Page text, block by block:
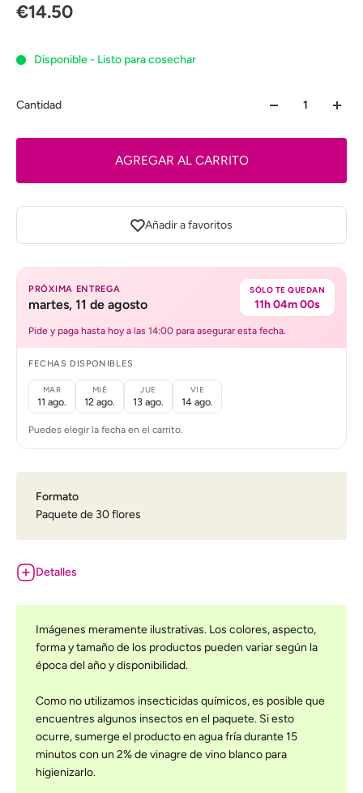
€14.50
Disponible - Listo para cosechar
Cantidad
AGREGAR AL CARRITO
Añadir a favoritos
PRÓXIMA ENTREGA
martes, 11 de agosto
SÓLO TE QUEDAN
11h 04m 00s
Pide y paga hasta hoy a las 14:00 para asegurar esta fecha.
FECHAS DISPONIBLES
MAR
11 ago.
MIÉ
12 ago.
JUE
13 ago.
VIE
14 ago.
Puedes elegir la fecha en el carrito.
Formato
Paquete de 30 flores
Detalles
Imágenes meramente ilustrativas. Los colores, aspecto,
forma y tamaño de los productos pueden variar según la
época del año y disponibilidad.
Como no utilizamos insecticidas químicos, es posible que
encuentres algunos insectos en el paquete. Si esto
ocurre, sumerge el producto en agua fría durante 15
minutos con un 2% de vinagre de vino blanco para
higienizarlo.